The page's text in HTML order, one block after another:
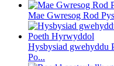
Mae Gwresog Rod
Hysbysiad gwehyddu
Po...